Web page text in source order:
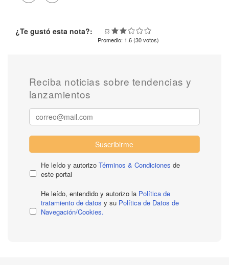
¿Te gustó esta nota?:
Promedio: 1.6 (30votos)
Reciba noticias sobre tendencias y
lanzamientos
Suscribirme
He leído y autorizo Términos & Condiciones de
este portal
He leído, entendido y autorizo la Política de
tratamiento de datos y su Política de Datos de
Navegación/Cookies.